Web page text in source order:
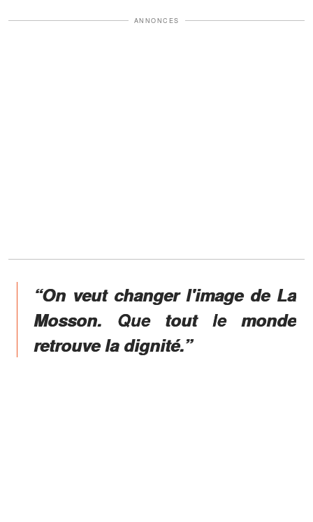
ANNONCES
“On veut changer l'image de La
Mosson. Que tout le monde
retrouve la dignité.”